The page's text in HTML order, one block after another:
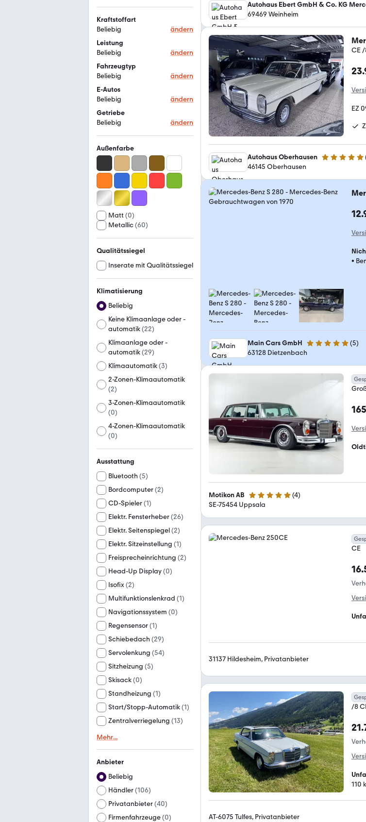
Kraftstoffart
Beliebig
ändern
Leistung
Beliebig
ändern
Fahrzeugtyp
Beliebig
ändern
E-Autos
Beliebig
ändern
Getriebe
Beliebig
ändern
Außenfarbe
Matt (0)
Metallic(60)
Qualitätssiegel
Inserate mit Qualitätssiegel
Klimatisierung
Beliebig
Keine Klimaanlage oder -
automatik(22)
Klimaanlage oder -
automatik(29)
Klimaautomatik(3)
2-Zonen-Klimaautomatik
(2)
3-Zonen-Klimaautomatik
(0)
4-Zonen-Klimaautomatik
(0)
Ausstattung
Bluetooth (5)
Bordcomputer(2)
CD-Spieler(1)
Elektr. Fensterheber(26)
Elektr. Seitenspiegel(2)
Elektr. Sitzeinstellung (1)
Freisprecheinrichtung (2)
Head-Up Display(0)
Isofix(2)
Multifunktionslenkrad (1)
Navigationssystem (0)
Regensensor(1)
Schiebedach (29)
Servolenkung (54)
Sitzheizung (5)
Skisack(0)
Standheizung (1)
Start/Stopp-Automatik(1)
Zentralverriegelung (13)
Mehr...
Anbieter
Beliebig
Händler(106)
Privatanbieter(40)
Firmenfahrzeuge(0)
69469 Weinheim
CE /
EZ
Autohaus Oberhausen 4.8 Sterne
46145 Oberhausen
•
Main Cars GmbH 5 Sterne (5)
63128 Dietzenbach
Motikon AB 5 Sterne (4)
SE-75454 Uppsala
CE
31137 Hildesheim, Privatanbieter
/8
110
AT-6075 Tulfes, Privatanbieter